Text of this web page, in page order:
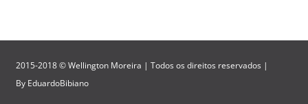
2015-2018 © Wellington Moreira | Todos os direitos reservados |
By EduardoBibiano